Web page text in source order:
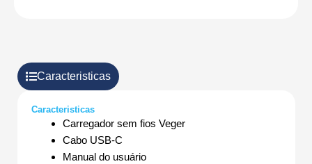
Caracteristicas
Caracteristicas
Carregador sem fios Veger
Cabo USB-C
Manual do usuário